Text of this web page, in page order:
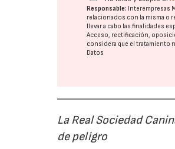
Responsable: Interempresas
relacionados con la misma o
llevar a cabo las finalidades
Acceso, rectificación,
considera que el tratamiento
Datos
La Real Sociedad
de peligro